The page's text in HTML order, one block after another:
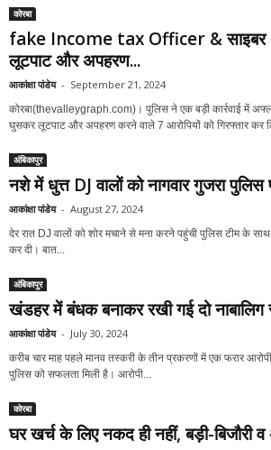
कोरबा
fake Income tax Officer & साइबर
लूटपाट और अपहरण...
आकांक्षा पांडेय - September 21, 2024
कोरबा(thevalleygraph.com)। पुलिस ने एक बड़ी कार्रवाई में
घुसकर लूटपाट और अपहरण करने वाले 7 आरोपियों को गिरफ्तार कर
अंबिकापुर
नशे में धुत्त DJ वालों को नागवार गुजरा पुलिस
आकांक्षा पांडेय - August 27, 2024
देर रात DJ वालों को शोर मचाने से मना करने पहुंची पुलिस टीम के
कर दी। बात...
अंबिकापुर
खंडहर में बंधक बनाकर रखी गई दो
आकांक्षा पांडेय - July 30, 2024
करीब चार माह पहले मानव तस्करी के तीन प्रकरणों में एक फरार
पुलिस को सफलता मिली है। आरोपी...
कोरबा
घर खर्च के लिए नकद ही नहीं, बड़ी-बिजौरी